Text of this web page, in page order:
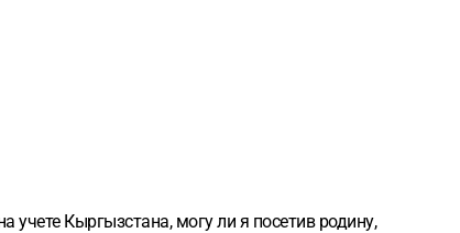
Кыргызстана, могу ли я посетив родину,